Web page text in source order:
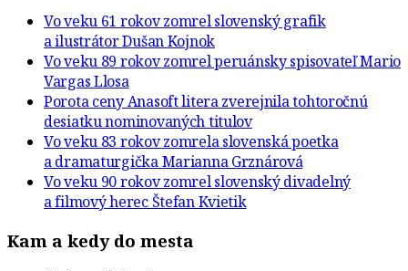
Vo veku 61 rokov zomrel slovenský grafik
a ilustrátor Dušan Kojnok
Vo veku 89 rokov zomrel peruánsky spisovateľ Mario
Vargas Llosa
Porota ceny Anasoft litera zverejnila tohtoročnú
desiatku nominovaných titulov
Vo veku 83 rokov zomrela slovenská poetka
a dramaturgička Marianna Grznárová
Vo veku 90 rokov zomrel slovenský divadelný
a filmový herec Štefan Kvietik
Kam a kedy do mesta